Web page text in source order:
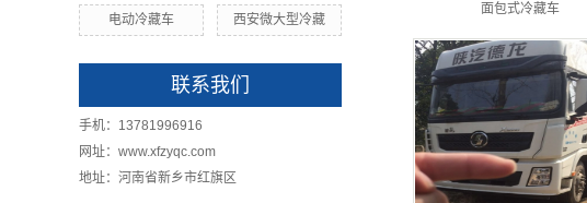
电动冷藏车 西安微大型冷藏
联系我们
手机：13781996916
网址：www.xfzyqc.com
地址：河南省新乡市红旗区
面包式冷藏车